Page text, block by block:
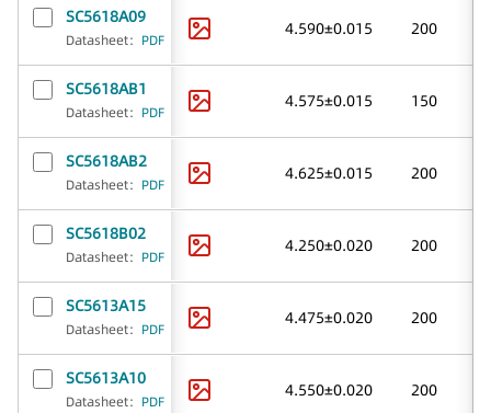
SC5618A09
Datasheet： PDF
4.590±0.015 200
SC5618AB1
Datasheet： PDF
4.575±0.015 150
SC5618AB2
Datasheet： PDF
4.625±0.015 200
SC5618B02
Datasheet： PDF
4.250±0.020 200
SC5613A15
Datasheet： PDF
4.475±0.020 200
SC5613A10
Datasheet： PDF
4.550±0.020 200